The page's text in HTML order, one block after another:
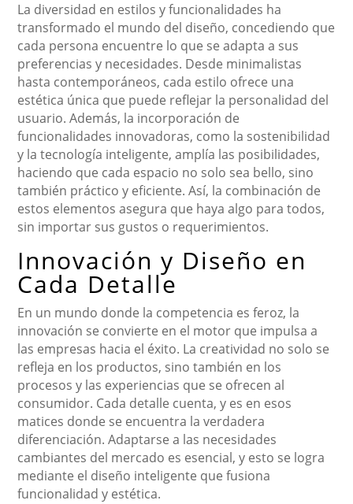
La diversidad en estilos y funcionalidades ha
transformado el mundo del diseño, concediendo que
cada persona encuentre lo que se adapta a sus
preferencias y necesidades. Desde minimalistas
hasta contemporáneos, cada estilo ofrece una
estética única que puede reflejar la personalidad del
usuario. Además, la incorporación de
funcionalidades innovadoras, como la sostenibilidad
y la tecnología inteligente, amplía las posibilidades,
haciendo que cada espacio no solo sea bello, sino
también práctico y eficiente. Así, la combinación de
estos elementos asegura que haya algo para todos,
sin importar sus gustos o requerimientos.
Innovación y Diseño en
Cada Detalle
En un mundo donde la competencia es feroz, la
innovación se convierte en el motor que impulsa a
las empresas hacia el éxito. La creatividad no solo se
refleja en los productos, sino también en los
procesos y las experiencias que se ofrecen al
consumidor. Cada detalle cuenta, y es en esos
matices donde se encuentra la verdadera
diferenciación. Adaptarse a las necesidades
cambiantes del mercado es esencial, y esto se logra
mediante el diseño inteligente que fusiona
funcionalidad y estética.